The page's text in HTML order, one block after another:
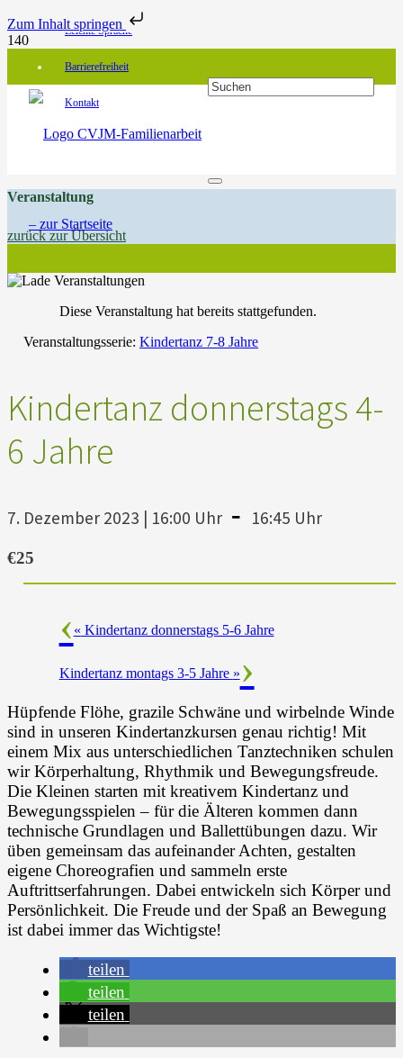
Zum Inhalt springen
Leichte Sprache
Barrierefreiheit
Kontakt
Veranstaltung
zurück zur Übersicht
Diese Veranstaltung hat bereits stattgefunden.
Veranstaltungsserie: Kindertanz 7-8 Jahre
Kindertanz donnerstags 4-
6 Jahre
7. Dezember 2023 | 16:00 Uhr - 16:45 Uhr
€25
« Kindertanz donnerstags 5-6 Jahre
Kindertanz montags 3-5 Jahre »
Hüpfende Flöhe, grazile Schwäne und wirbelnde Winde
sind in unseren Kindertanzkursen genau richtig! Mit
einem Mix aus unterschiedlichen Tanztechniken schulen
wir Körperhaltung, Rhythmik und Bewegungsfreude.
Die Kleinen starten mit kreativem Kindertanz und
Bewegungsspielen – für die Älteren kommen dann
technische Grundlagen und Ballettübungen dazu. Wir
üben gemeinsam das aufeinander Achten, gestalten
eigene Choreografien und sammeln erste
Auftrittserfahrungen. Dabei entwickeln sich Körper und
Persönlichkeit. Die Freude und der Spaß an Bewegung
ist dabei immer das Wichtigste!
teilen
teilen
teilen